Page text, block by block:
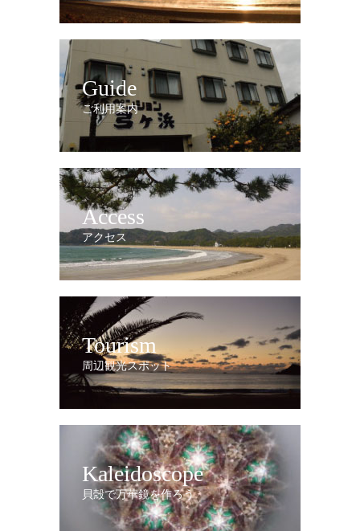
Guide
ご利用案内
Access
アクセス
Tourism
周辺観光スポット
Kaleidoscope
貝殻で万華鏡を作ろう